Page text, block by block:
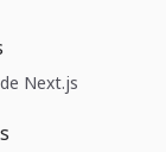
Next.js